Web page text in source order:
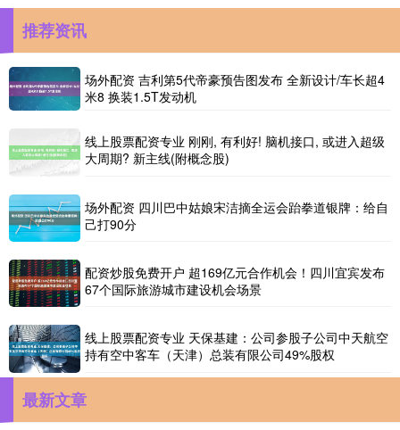
推荐资讯
场外配资 吉利第5代帝豪预告图发布 全新设计/车长超4
米8 换装1.5T发动机
线上股票配资专业 刚刚, 有利好! 脑机接口, 或进入超级
大周期? 新主线(附概念股)
场外配资 四川巴中姑娘宋洁摘全运会跆拳道银牌：给自
己打90分
配资炒股免费开户 超169亿元合作机会！四川宜宾发布
67个国际旅游城市建设机会场景
线上股票配资专业 天保基建：公司参股子公司中天航空
持有空中客车（天津）总装有限公司49%股权
最新文章